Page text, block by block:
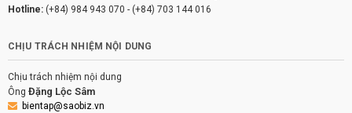
Hotline: (+84) 984 943 070 - (+84) 703 144 016
CHỊU TRÁCH NHIỆM NỘI DUNG
Chịu trách nhiệm nội dung
Ông Đặng Lộc Sâm
bientap@saobiz.vn